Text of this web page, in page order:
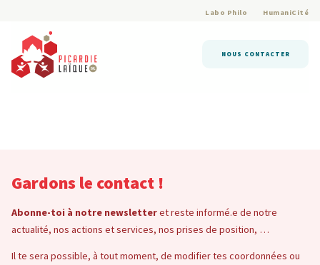
Labo Philo HumaniCité
NOUS CONTACTER
Gardons le contact !
Abonne-toi à notre newsletteret reste informé.e de notre
actualité, nos actions et services, nos prises de position, …
Il te sera possible, à tout moment, de modifier tes coordonnées ou